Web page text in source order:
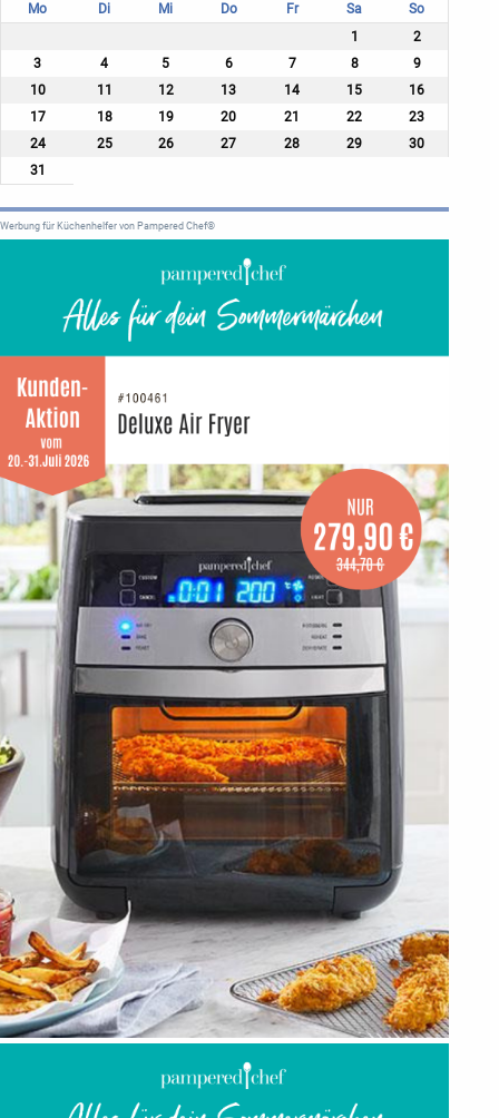
Mo Di Mi Do Fr Sa
So
1
2
3
4 5 6 7 8
9
10
11 12 13 14 15
16
17
18 19 20 21 22
23
24
25 26 27 28 29
30
31
Werbung für Küchenhelfer von Pampered Chef®